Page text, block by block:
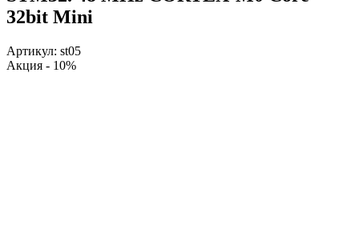
32bit Mini
Артикул: st05
Акция - 10%